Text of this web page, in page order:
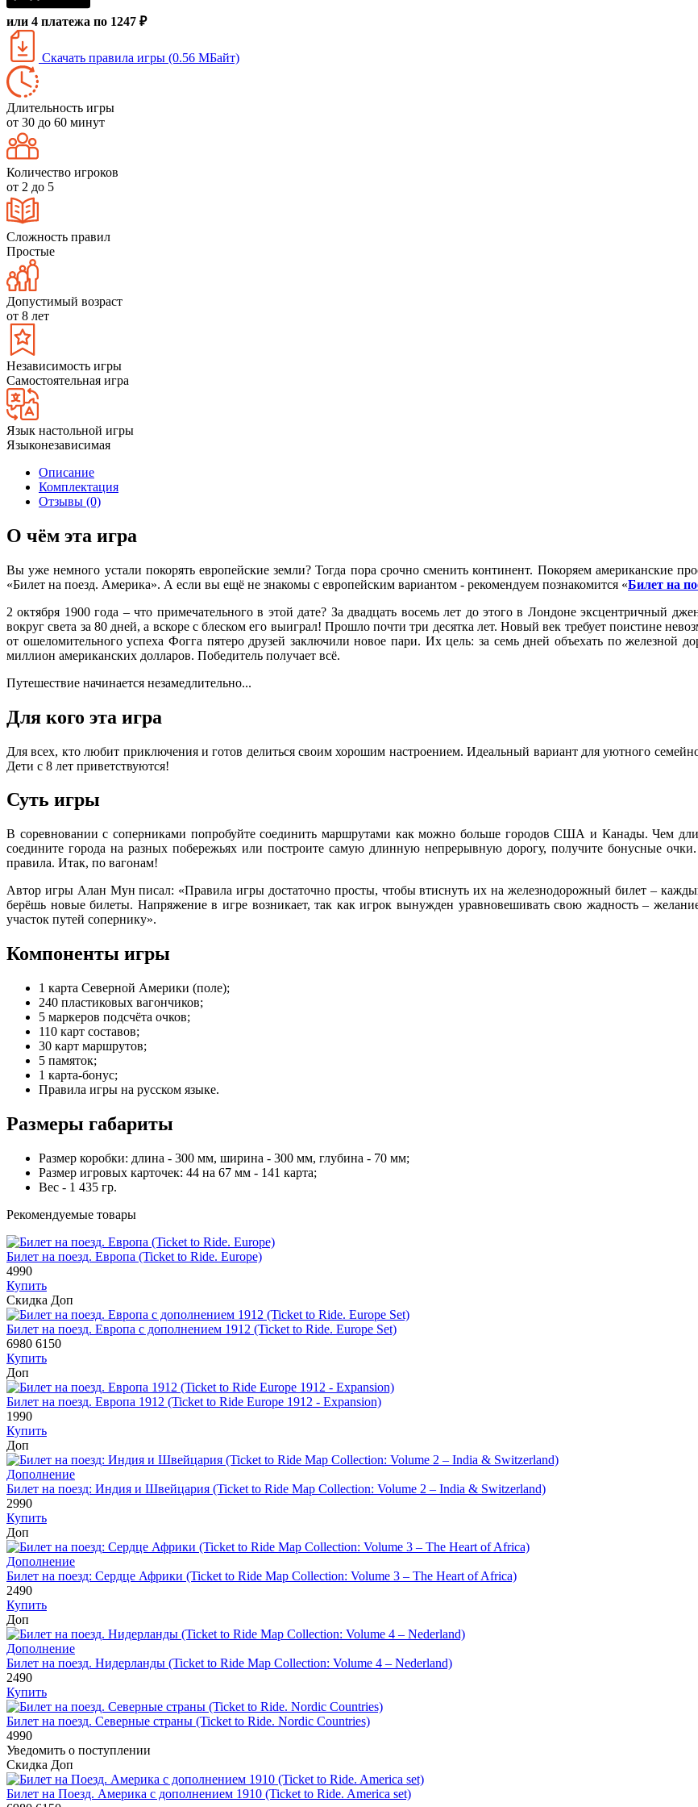
или 4 платежа по 1247 ₽
Скачать правила игры (0.56 МБайт)
Длительность игры
от 30 до 60 минут
Количество игроков
от 2 до 5
Сложность правил
Простые
Допустимый возраст
от 8 лет
Независимость игры
Самостоятельная игра
Язык настольной игры
Языконезависимая
Описание
Комплектация
Отзывы (0)
О чём эта игра
Вы уже немного устали покорять европейские земли? Тогда пора срочно сменить континент. Покоряем американские
«Билет на поезд. Америка». А если вы ещё не знакомы с европейским вариантом - рекомендуем познакомится «Билет на
2 октября 1900 года – что примечательного в этой дате? За двадцать восемь лет до этого в Лондоне эксцентричный
вокруг света за 80 дней, а вскоре с блеском его выиграл! Прошло почти три десятка лет. Новый век требует поистине
от ошеломительного успеха Фогга пятеро друзей заключили новое пари. Их цель: за семь дней объехать по железной
миллион американских долларов. Победитель получает всё.
Путешествие начинается незамедлительно...
Для кого эта игра
Для всех, кто любит приключения и готов делиться своим хорошим настроением. Идеальный вариант для уютного
Дети с 8 лет приветствуются!
Суть игры
В соревновании с соперниками попробуйте соединить маршрутами как можно больше городов США и Канады. Чем
соедините города на разных побережьях или построите самую длинную непрерывную дорогу, получите бонусные
правила. Итак, по вагонам!
Автор игры Алан Мун писал: «Правила игры достаточно просты, чтобы втиснуть их на железнодорожный билет –
берёшь новые билеты. Напряжение в игре возникает, так как игрок вынужден уравновешивать свою жадность –
участок путей сопернику».
Компоненты игры
1 карта Северной Америки (поле);
240 пластиковых вагончиков;
5 маркеров подсчёта очков;
110 карт составов;
30 карт маршрутов;
5 памяток;
1 карта-бонус;
Правила игры на русском языке.
Размеры габариты
Размер коробки: длина - 300 мм, ширина - 300 мм, глубина - 70 мм;
Размер игровых карточек: 44 на 67 мм - 141 карта;
Вес - 1 435 гр.
Рекомендуемые товары
Билет на поезд. Европа (Ticket to Ride. Europe)
4990
Купить
Скидка Доп
Билет на поезд. Европа с дополнением 1912 (Ticket to Ride. Europe Set)
6980 6150
Купить
Доп
Билет на поезд. Европа 1912 (Ticket to Ride Europe 1912 - Expansion)
1990
Купить
Доп
Дополнение
Билет на поезд: Индия и Швейцария (Ticket to Ride Map Collection: Volume 2 – India & Switzerland)
2990
Купить
Доп
Дополнение
Билет на поезд: Сердце Африки (Ticket to Ride Map Collection: Volume 3 – The Heart of Africa)
2490
Купить
Доп
Дополнение
Билет на поезд. Нидерланды (Ticket to Ride Map Collection: Volume 4 – Nederland)
2490
Купить
Билет на поезд. Северные страны (Ticket to Ride. Nordic Countries)
4990
Уведомить о поступлении
Скидка Доп
Билет на Поезд. Америка с дополнением 1910 (Ticket to Ride. America set)